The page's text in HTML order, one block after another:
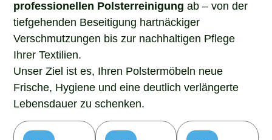
professionellen Polsterreinigung ab – von der
tiefgehenden Beseitigung hartnäckiger
Verschmutzungen bis zur nachhaltigen Pflege
Ihrer Textilien.
Unser Ziel ist es, Ihren Polstermöbeln neue
Frische, Hygiene und eine deutlich verlängerte
Lebensdauer zu schenken.